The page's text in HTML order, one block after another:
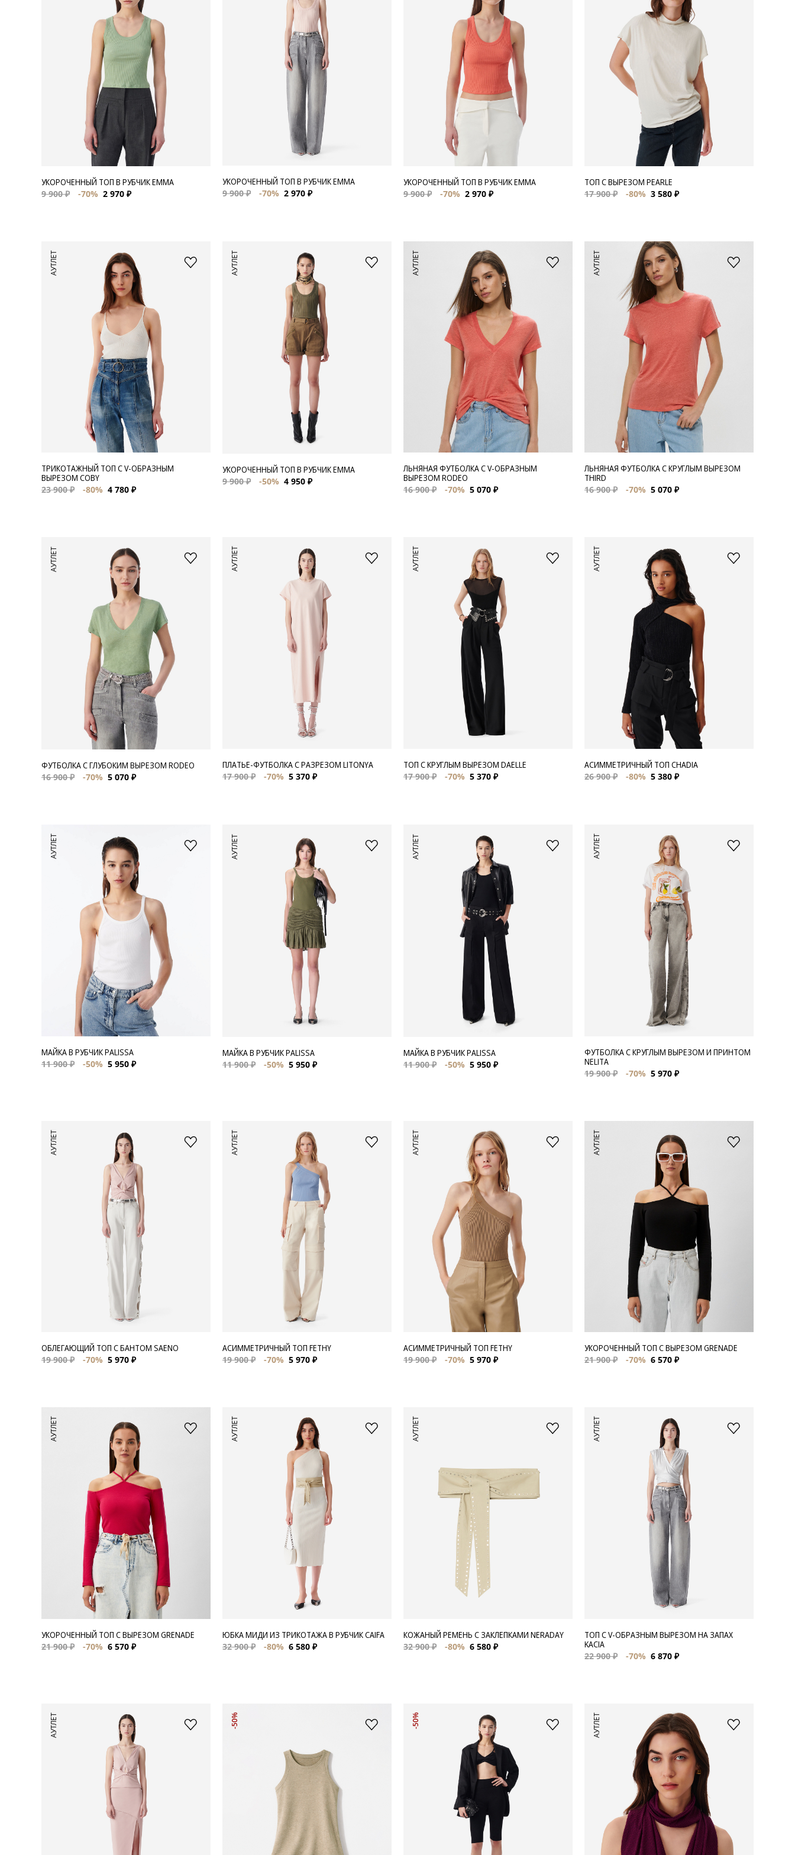
Сумки и аксессуары
УКОРОЧЕННЫЙ ТОП В РУБЧИК EMMA
9 900 ₽
-70% 2 970 ₽
УКОРОЧЕННЫЙ ТОП В РУБЧИК EMMA
9 900 ₽
-70% 2 970 ₽
УКОРОЧЕННЫЙ ТОП В РУБЧИК EMMA
9 900 ₽
-70% 2 970 ₽
ТОП С ВЫРЕЗОМ PEARLE
17 900 ₽
-80% 3 580 ₽
АУТЛЕТ
ТРИКОТАЖНЫЙ ТОП С V-ОБРАЗНЫМ
ВЫРЕЗОМ COBY
23 900 ₽
-80% 4 780 ₽
АУТЛЕТ
УКОРОЧЕННЫЙ ТОП В РУБЧИК EMMA
9 900 ₽
-50% 4 950 ₽
АУТЛЕТ
ЛЬНЯНАЯ ФУТБОЛКА С V-ОБРАЗНЫМ
ВЫРЕЗОМ RODEO
16 900 ₽
-70% 5 070 ₽
АУТЛЕТ
ЛЬНЯНАЯ ФУТБОЛКА С КРУГЛЫМ ВЫРЕЗОМ
THIRD
16 900 ₽
-70% 5 070 ₽
АУТЛЕТ
ФУТБОЛКА С ГЛУБОКИМ ВЫРЕЗОМ RODEO
16 900 ₽
-70% 5 070 ₽
АУТЛЕТ
ПЛАТЬЕ-ФУТБОЛКА С РАЗРЕЗОМ LITONYA
17 900 ₽
-70% 5 370 ₽
АУТЛЕТ
ТОП С КРУГЛЫМ ВЫРЕЗОМ DAELLE
17 900 ₽
-70% 5 370 ₽
АУТЛЕТ
АСИММЕТРИЧНЫЙ ТОП CHADIA
26 900 ₽
-80% 5 380 ₽
АУТЛЕТ
МАЙКА В РУБЧИК PALISSA
11 900 ₽
-50% 5 950 ₽
АУТЛЕТ
МАЙКА В РУБЧИК PALISSA
11 900 ₽
-50% 5 950 ₽
АУТЛЕТ
МАЙКА В РУБЧИК PALISSA
11 900 ₽
-50% 5 950 ₽
АУТЛЕТ
ФУТБОЛКА С КРУГЛЫМ ВЫРЕЗОМ И ПРИНТОМ
NELITA
19 900 ₽
-70% 5 970 ₽
АУТЛЕТ
ОБЛЕГАЮЩИЙ ТОП С БАНТОМ SAENO
19 900 ₽
-70% 5 970 ₽
АУТЛЕТ
АСИММЕТРИЧНЫЙ ТОП FETHY
19 900 ₽
-70% 5 970 ₽
АУТЛЕТ
АСИММЕТРИЧНЫЙ ТОП FETHY
19 900 ₽
-70% 5 970 ₽
АУТЛЕТ
УКОРОЧЕННЫЙ ТОП С ВЫРЕЗОМ GRENADE
21 900 ₽
-70% 6 570 ₽
АУТЛЕТ
УКОРОЧЕННЫЙ ТОП С ВЫРЕЗОМ GRENADE
21 900 ₽
-70% 6 570 ₽
АУТЛЕТ
ЮБКА МИДИ ИЗ ТРИКОТАЖА В РУБЧИК CAIFA
32 900 ₽
-80% 6 580 ₽
АУТЛЕТ
КОЖАНЫЙ РЕМЕНЬ С ЗАКЛЕПКАМИ NERADAY
32 900 ₽
-80% 6 580 ₽
АУТЛЕТ
ТОП С V-ОБРАЗНЫМ ВЫРЕЗОМ НА ЗАПАХ
KACIA
22 900 ₽
-70% 6 870 ₽
АУТЛЕТ -50% -50% АУТЛЕТ